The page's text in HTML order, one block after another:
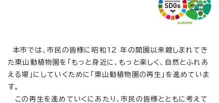
本市では、市民の皆様に昭和12 年の開園以来親しまれてき
た東山動植物園を「もっと身近に、もっと楽しく、自然とふれあ
える場」にしていくために「東山動植物園の再生」を進めていま
す。
この再生を進めていくにあたり、市民の皆様とともに考えて